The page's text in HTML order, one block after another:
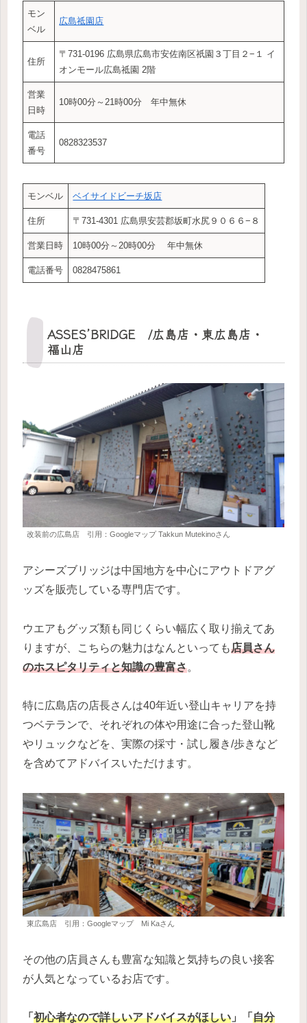
モン
ベル
広島祗園店
住所
〒731-0196 広島県広島市安佐南区祇園３丁目２−１ イ
オンモール広島祗園 2階
営業
日時
10時00分～21時00分 年中無休
電話
番号
0828323537
モンベル ベイサイドビーチ坂店
住所 〒731-4301 広島県安芸郡坂町水尻９０６６−８
営業日時 10時00分～20時00分 年中無休
電話番号 0828475861
ASSES’BRIDGE /広島店・東広島店・
福山店
改装前の広島店 引用：Googleマップ Takkun Mutekinoさん
アシーズブリッジは中国地方を中心にアウトドアグ
ッズを販売している専門店です。
ウエアもグッズ類も同じくらい幅広く取り揃えてあ
りますが、こちらの魅力はなんといっても店員さん
のホスピタリティと知識の豊富さ。
特に広島店の店長さんは40年近い登山キャリアを持
つベテランで、それぞれの体や用途に合った登山靴
やリュックなどを、実際の採寸・試し履き/歩きなど
を含めてアドバイスいただけます。
東広島店 引用：Googleマップ Mi Kaさん
その他の店員さんも豊富な知識と気持ちの良い接客
が人気となっているお店です。
「 初心者なので詳しいアドバイスがほしい 」「 自分